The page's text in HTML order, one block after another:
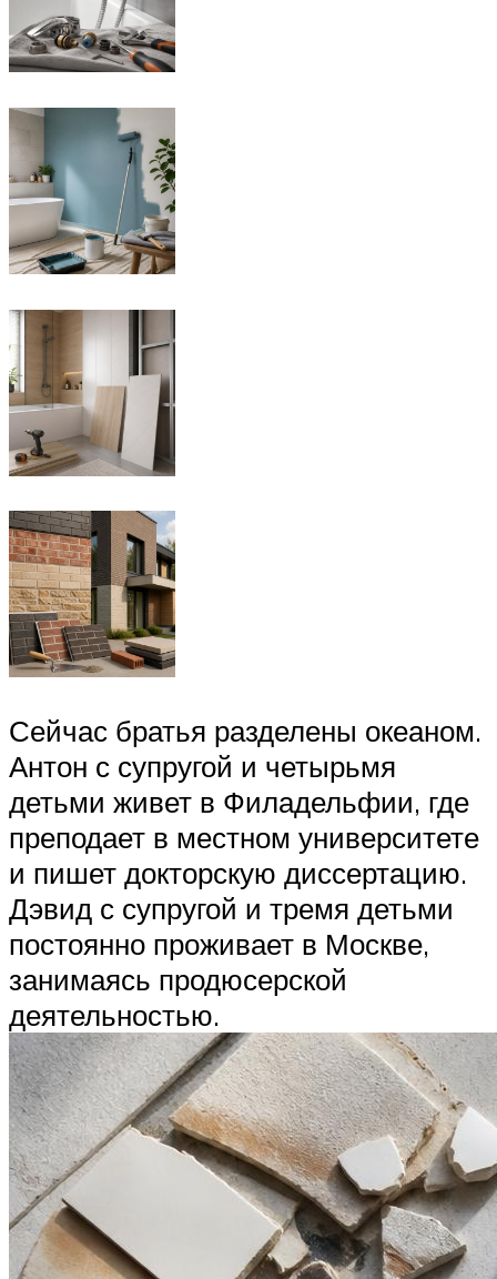
Сейчас братья разделены океаном.
Антон с супругой и четырьмя
детьми живет в Филадельфии, где
преподает в местном университете
и пишет докторскую диссертацию.
Дэвид с супругой и тремя детьми
постоянно проживает в Москве,
занимаясь продюсерской
деятельностью.